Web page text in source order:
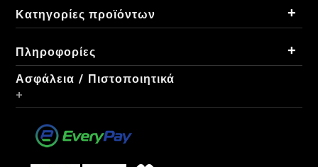
Κατηγορίες προϊόντων +
Πληροφορίες +
Ασφάλεια / Πιστοποιητικά
+